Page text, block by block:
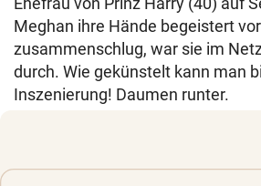
Meghan ihre Hände begeistert
zusammenschlug, war sie im
durch. Wie gekünstelt kann man
Inszenierung! Daumen runter.